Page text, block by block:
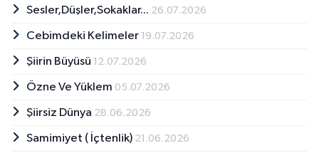
Sesler,Düşler,Sokaklar... 26.07.2026
Cebimdeki Kelimeler 19.07.2026
Şiirin Büyüsü 12.07.2026
Özne Ve Yüklem 05.07.2026
Şiirsiz Dünya 28.06.2026
Samimiyet ( İçtenlik) 21.06.2026